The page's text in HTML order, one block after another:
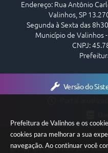
Prefeitura de Valinhos e os
cookies para melhorar a sua
navegação. Ao continuar você
Endereço: Rua Antônio
Valinhos, SP
Segunda à Sexta das
Município de Valinhos
CNPJ:
Versão do
Copyright Instar - 2006-2026. Todos